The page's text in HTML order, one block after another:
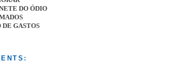
DO ÓDIO
GASTOS